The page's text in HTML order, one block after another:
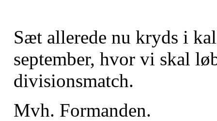
Sæt allerede nu kryds i
september, hvor vi skal
divisionsmatch.
Mvh. Formanden.